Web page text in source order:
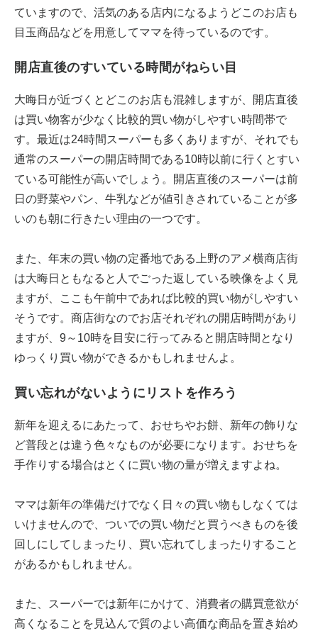
ていますので、活気のある店内になるようどこのお店も
目玉商品などを用意してママを待っているのです。
開店直後のすいている時間がねらい目
大晦日が近づくとどこのお店も混雑しますが、開店直後
は買い物客が少なく比較的買い物がしやすい時間帯で
す。最近は24時間スーパーも多くありますが、それでも
通常のスーパーの開店時間である10時以前に行くとすい
ている可能性が高いでしょう。開店直後のスーパーは前
日の野菜やパン、牛乳などが値引きされていることが多
いのも朝に行きたい理由の一つです。
また、年末の買い物の定番地である上野のアメ横商店街
は大晦日ともなると人でごった返している映像をよく見
ますが、ここも午前中であれば比較的買い物がしやすい
そうです。商店街なのでお店それぞれの開店時間があり
ますが、9～10時を目安に行ってみると開店時間となり
ゆっくり買い物ができるかもしれませんよ。
買い忘れがないようにリストを作ろう
新年を迎えるにあたって、おせちやお餅、新年の飾りな
ど普段とは違う色々なものが必要になります。おせちを
手作りする場合はとくに買い物の量が増えますよね。
ママは新年の準備だけでなく日々の買い物もしなくては
いけませんので、ついでの買い物だと買うべきものを後
回しにしてしまったり、買い忘れてしまったりすること
があるかもしれません。
また、スーパーでは新年にかけて、消費者の購買意欲が
高くなることを見込んで質のよい高価な商品を置き始め